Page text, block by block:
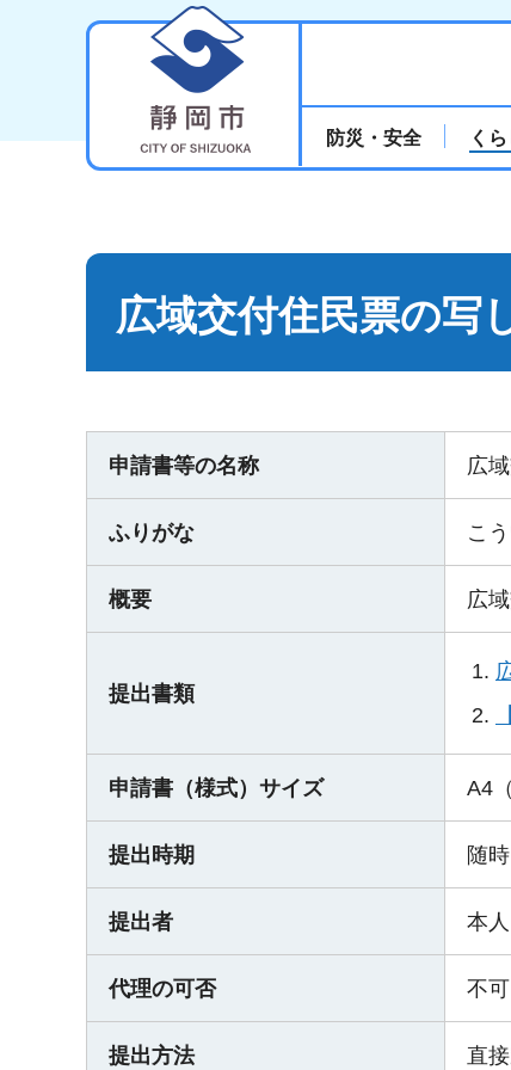
防災・安全 く
広域交付住民票の写
申請書等の名称 広
ふりがな こ
概要 広
提出書類
申請書（様式）サイズ A4
提出時期 随時
提出者 本
代理の可否 不可
提出方法 直